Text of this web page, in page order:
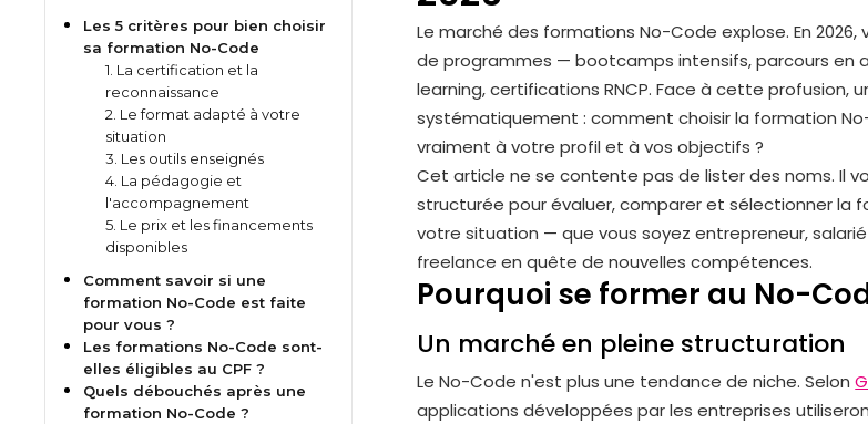
Les 5 critères pour bien choisir
sa formation No-Code
1. La certification et la
reconnaissance
2. Le format adapté à votre
situation
3. Les outils enseignés
4. La pédagogie et
l'accompagnement
5. Le prix et les financements
disponibles
Comment savoir si une
formation No-Code est faite
pour vous ?
Les formations No-Code sont-
elles éligibles au CPF ?
Quels débouchés après une
formation No-Code ?
Le marché des formations No-Code explose. En
de programmes — bootcamps intensifs, parcours en
learning, certifications RNCP. Face à cette profusion,
systématiquement : comment choisir la formation
vraiment à votre profil et à vos objectifs ?
Cet article ne se contente pas de lister des noms. Il
structurée pour évaluer, comparer et sélectionner la
votre situation — que vous soyez entrepreneur,
freelance en quête de nouvelles compétences.
Pourquoi se former au No-
Un marché en pleine structuration
Le No-Code n'est plus une tendance de niche. Selon
applications développées par les entreprises